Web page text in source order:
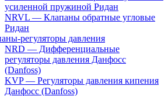
усиленной пружиной Ридан
NRVL — Клапаны обратные угловые
Ридан
регуляторы давления
NRD — Дифференциальные
регуляторы давления Данфосс
(Danfoss)
KVP — Регуляторы давления кипения
Данфосс (Danfoss)